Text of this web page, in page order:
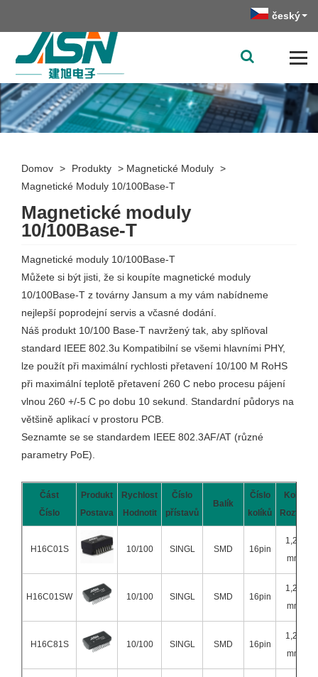
český
Domov > Produkty > Magnetické Moduly >
Magnetické Moduly 10/100Base-T
Magnetické moduly
10/100Base-T
Magnetické moduly 10/100Base-T
Můžete si být jisti, že si koupíte magnetické moduly
10/100Base-T z továrny Jansum a my vám nabídneme
nejlepší poprodejní servis a včasné dodání.
Náš produkt 10/100 Base-T navržený tak, aby splňoval
standard IEEE 802.3u Kompatibilní se všemi hlavními PHY,
lze použít při maximální rychlosti přetavení 10/100 M RoHS
při maximální teplotě přetavení 260 C nebo procesu pájení
vlnou 260 +/-5 C po dobu 10 sekund. Standardní půdorys na
většině aplikací v prostoru PCB.
Seznamte se se standardem IEEE 802.3AF/AT (různé
parametry PoE).
Část
Číslo
Produkt
Postava
Rychlost
Hodnotit
Číslo
přístavů
Balík
Číslo
kolíků
Kolík
Rozteč
H16C01S 10/100 SINGL SMD 16pin
1,27
mm
H16C01SW 10/100 SINGL SMD 16pin
1,27
mm
H16C81S 10/100 SINGL SMD 16pin
1,27
mm